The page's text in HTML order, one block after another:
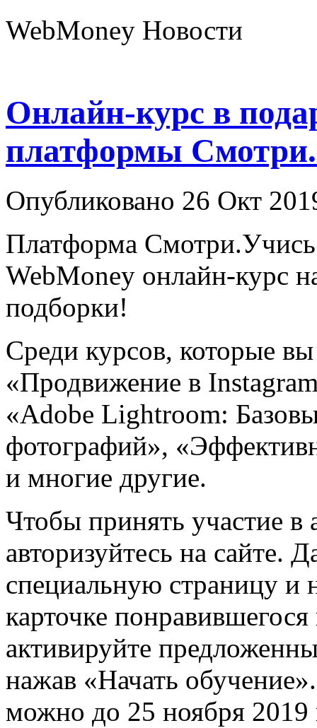
WebMoney Новости
Онлайн-курс в
платформы
Опубликовано 26 Окт
Платформа
WebMoney онлайн-курс
подборки!
Среди курсов, которые
«Продвижение в
«Adobe Lightroom:
фотографий»,
и многие другие.
Чтобы принять участие в
авторизуйтесь на сайте.
специальную страницу и
карточке
активируйте
нажав «Начать
можно до 25 ноября 2019